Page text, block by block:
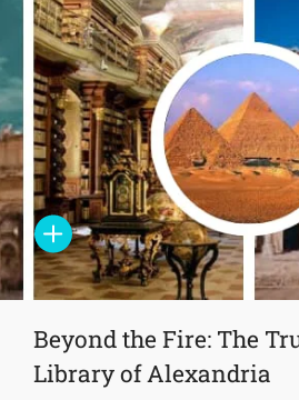
Beyond the Fire: The
Library of Alexandria